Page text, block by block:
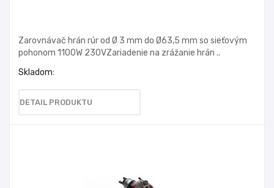
Zarovnávač hrán rúr od Ø 3 mm do Ø63,5 mm so sieťovým
pohonom 1100W 230VZariadenie na zrážanie hrán ..
Skladom:
DETAIL PRODUKTU